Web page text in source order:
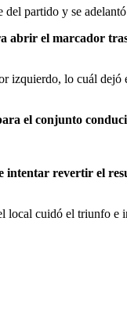
partido y se
el marcador
izquierdo, lo cuál
el conjunto
intentar revertir el
local cuidó el triunfo e